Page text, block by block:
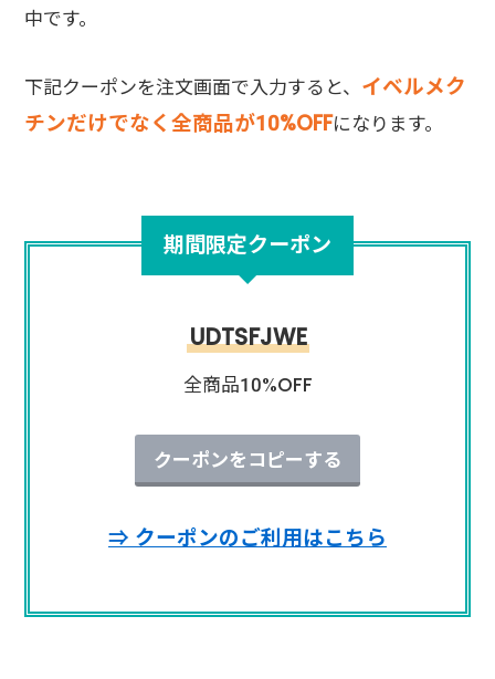
中です。
下記クーポンを注文画面で入力すると、 イベルメク
チンだけでなく全商品が10%OFFになります。
期間限定クーポン
UDTSFJWE
全商品10%OFF
クーポンをコピーする
⇒ クーポンのご利用はこちら